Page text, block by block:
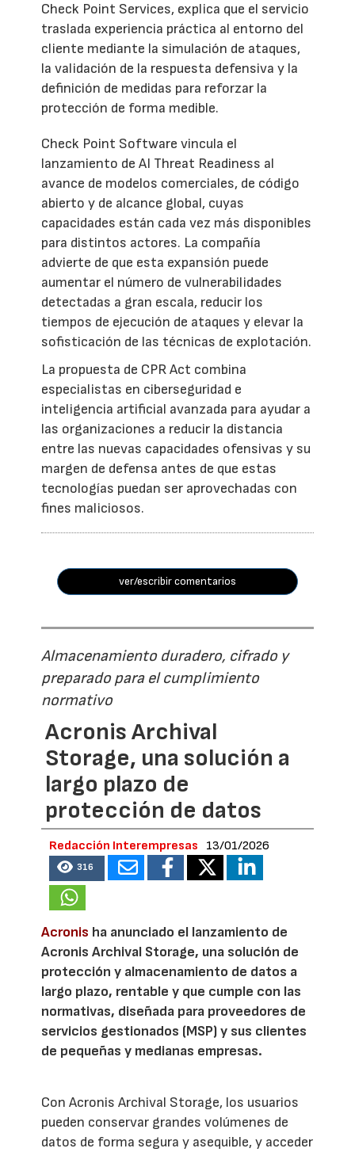
Check Point Services, explica que el servicio
traslada experiencia práctica al entorno del
cliente mediante la simulación de ataques,
la validación de la respuesta defensiva y la
definición de medidas para reforzar la
protección de forma medible.
Check Point Software vincula el
lanzamiento de AI Threat Readiness al
avance de modelos comerciales, de código
abierto y de alcance global, cuyas
capacidades están cada vez más disponibles
para distintos actores. La compañía
advierte de que esta expansión puede
aumentar el número de vulnerabilidades
detectadas a gran escala, reducir los
tiempos de ejecución de ataques y elevar la
sofisticación de las técnicas de explotación.
La propuesta de CPR Act combina
especialistas en ciberseguridad e
inteligencia artificial avanzada para ayudar a
las organizaciones a reducir la distancia
entre las nuevas capacidades ofensivas y su
margen de defensa antes de que estas
tecnologías puedan ser aprovechadas con
fines maliciosos.
ver/escribir comentarios
Almacenamiento duradero, cifrado y
preparado para el cumplimiento
normativo
Acronis Archival
Storage, una solución a
largo plazo de
protección de datos
Redacción Interempresas 13/01/2026
316
Acronis ha anunciado el lanzamiento de
Acronis Archival Storage, una solución de
protección y almacenamiento de datos a
largo plazo, rentable y que cumple con las
normativas, diseñada para proveedores de
servicios gestionados (MSP) y sus clientes
de pequeñas y medianas empresas.
Con Acronis Archival Storage, los usuarios
pueden conservar grandes volúmenes de
datos de forma segura y asequible, y acceder